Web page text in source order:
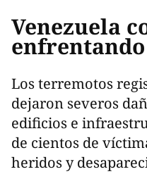
Venezuela
Los terremotos
dejaron severos
edificios e
de cientos de
heridos y